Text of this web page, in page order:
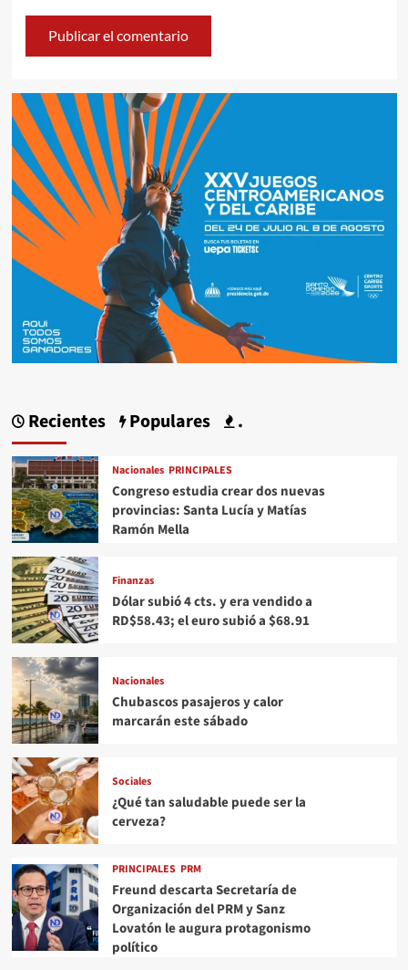
Recientes Populares .
Nacionales PRINCIPALES
Congreso estudia crear dos nuevas
provincias: Santa Lucía y Matías
Ramón Mella
Finanzas
Dólar subió 4 cts. y era vendido a
RD$58.43; el euro subió a $68.91
Nacionales
Chubascos pasajeros y calor
marcarán este sábado
Sociales
¿Qué tan saludable puede ser la
cerveza?
PRINCIPALES PRM
Freund descarta Secretaría de
Organización del PRM y Sanz
Lovatón le augura protagonismo
político